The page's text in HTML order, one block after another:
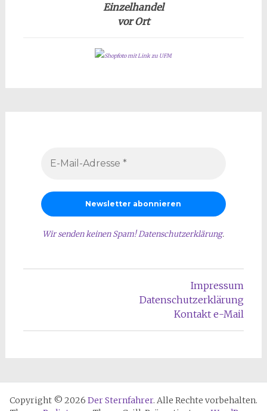
Einzelhandel
vor Ort
Shopfoto mit Link zu UFM
Wir senden keinen Spam!Datenschutzerklärung.
Impressum
Datenschutzerklärung
Kontakt e-Mail
Copyright © 2026 Der Sternfahrer. Alle Rechte vorbehalten.